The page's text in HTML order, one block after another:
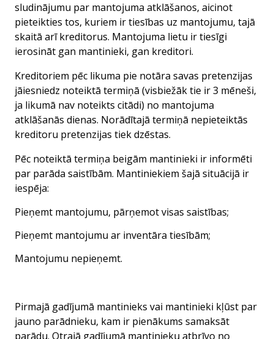
sludinājumu par mantojuma atklāšanos, aicinot
pieteikties tos, kuriem ir tiesības uz mantojumu, tajā
skaitā arī kreditorus. Mantojuma lietu ir tiesīgi
ierosināt gan mantinieki, gan kreditori.
Kreditoriem pēc likuma pie notāra savas pretenzijas
jāiesniedz noteiktā termiņā (visbiežāk tie ir 3 mēneši,
ja likumā nav noteikts citādi) no mantojuma
atklāšanās dienas. Norādītajā termiņā nepieteiktās
kreditoru pretenzijas tiek dzēstas.
Pēc noteiktā termiņa beigām mantinieki ir informēti
par parāda saistībām. Mantiniekiem šajā situācijā ir
iespēja:
Pieņemt mantojumu, pārņemot visas saistības;
Pieņemt mantojumu ar inventāra tiesībām;
Mantojumu nepieņemt.
Pirmajā gadījumā mantinieks vai mantinieki kļūst par
jauno parādnieku, kam ir pienākums samaksāt
parādu. Otrajā gadījumā mantinieku atbrīvo no